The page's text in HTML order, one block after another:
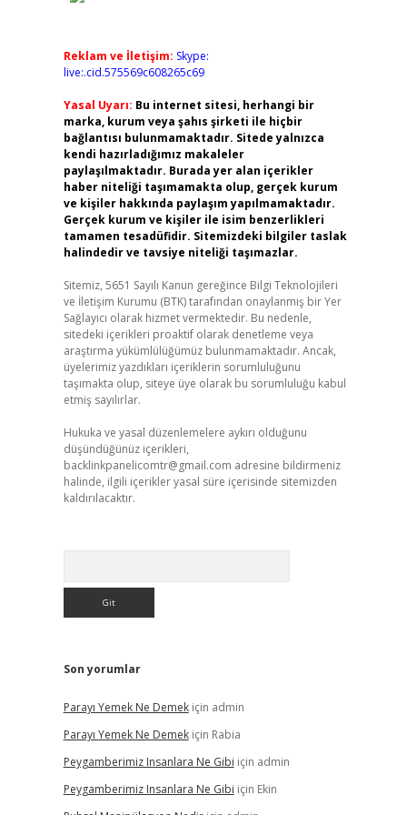
Reklam ve İletişim: Skype:
live:.cid.575569c608265c69
Yasal Uyarı: Bu internet sitesi, herhangi bir
marka, kurum veya şahıs şirketi ile hiçbir
bağlantısı bulunmamaktadır. Sitede yalnızca
kendi hazırladığımız makaleler
paylaşılmaktadır. Burada yer alan içerikler
haber niteliği taşımamakta olup, gerçek kurum
ve kişiler hakkında paylaşım yapılmamaktadır.
Gerçek kurum ve kişiler ile isim benzerlikleri
tamamen tesadüfidir. Sitemizdeki bilgiler taslak
halindedir ve tavsiye niteliği taşımazlar.
Sitemiz, 5651 Sayılı Kanun gereğince Bilgi Teknolojileri
ve İletişim Kurumu (BTK) tarafından onaylanmış bir Yer
Sağlayıcı olarak hizmet vermektedir. Bu nedenle,
sitedeki içerikleri proaktif olarak denetleme veya
araştırma yükümlülüğümüz bulunmamaktadır. Ancak,
üyelerimiz yazdıkları içeriklerin sorumluluğunu
taşımakta olup, siteye üye olarak bu sorumluluğu kabul
etmiş sayılırlar.
Hukuka ve yasal düzenlemelere aykırı olduğunu
düşündüğünüz içerikleri,
backlinkpanelicomtr@gmail.com adresine bildirmeniz
halinde, ilgili içerikler yasal süre içerisinde sitemizden
kaldırılacaktır.
Son yorumlar
Parayı Yemek Ne Demekiçin admin
Parayı Yemek Ne Demekiçin Rabia
Peygamberimiz Insanlara Ne Gibi için admin
Peygamberimiz Insanlara Ne Gibi için Ekin